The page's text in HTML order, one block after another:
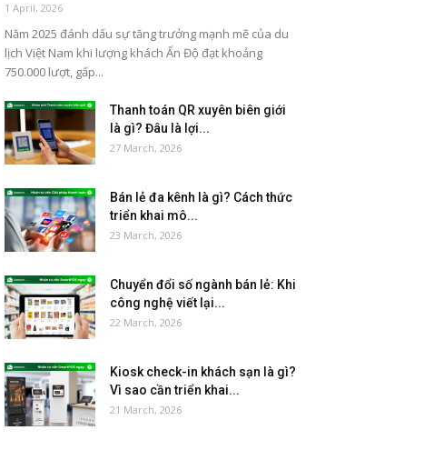
1 April, 2026
Năm 2025 đánh dấu sự tăng trưởng mạnh mẽ của du
lịch Việt Nam khi lượng khách Ấn Độ đạt khoảng
750.000 lượt, gấp...
Thanh toán QR xuyên biên giới
là gì? Đâu là lợi...
27 March, 2026
Bán lẻ đa kênh là gì? Cách thức
triển khai mô...
23 March, 2026
Chuyển đổi số ngành bán lẻ: Khi
công nghệ viết lại...
22 March, 2026
Kiosk check-in khách sạn là gì?
Vì sao cần triển khai...
21 March, 2026